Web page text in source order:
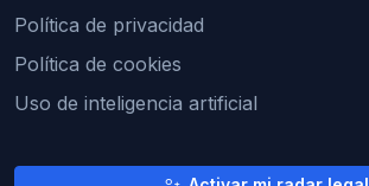
Política de privacidad
Política de cookies
Uso de inteligencia artificial